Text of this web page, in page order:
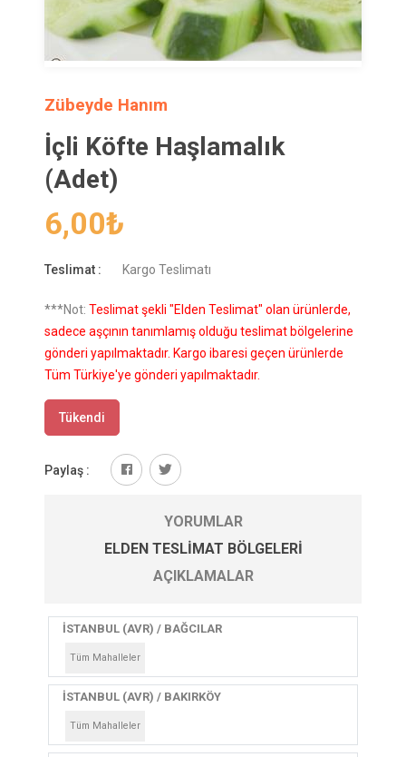
Zübeyde Hanım
İçli Köfte Haşlamalık
(Adet)
6,00₺
Teslimat : Kargo Teslimatı
***Not: Teslimat şekli "Elden Teslimat" olan ürünlerde,
sadece aşçının tanımlamış olduğu teslimat bölgelerine
gönderi yapılmaktadır. Kargo ibaresi geçen ürünlerde
Tüm Türkiye'ye gönderi yapılmaktadır.
Tükendi
Paylaş :
YORUMLAR
ELDEN TESLIMAT BÖLGELERI
AÇIKLAMALAR
İSTANBUL (AVR) / BAĞCILAR
Tüm Mahalleler
İSTANBUL (AVR) / BAKIRKÖY
Tüm Mahalleler